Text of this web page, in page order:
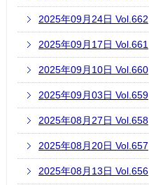
2025年09月24日 Vol.662
2025年09月17日 Vol.661
2025年09月10日 Vol.660
2025年09月03日 Vol.659
2025年08月27日 Vol.658
2025年08月20日 Vol.657
2025年08月13日 Vol.656